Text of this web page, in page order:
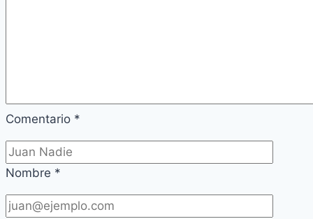
Comentario *
Nombre *